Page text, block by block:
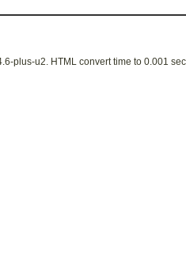
plus-u2. HTML convert time to 0.001